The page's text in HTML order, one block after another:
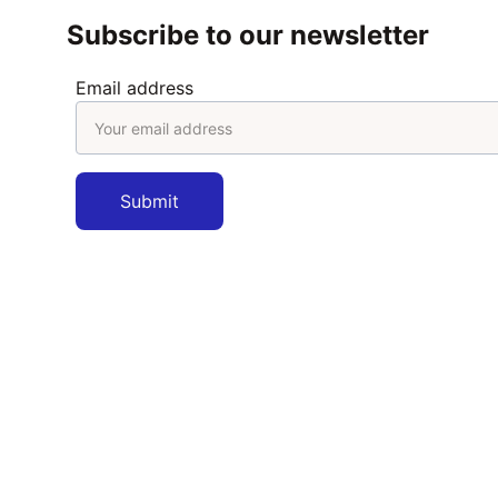
Email address
Submit
Subscribe to our newsletter